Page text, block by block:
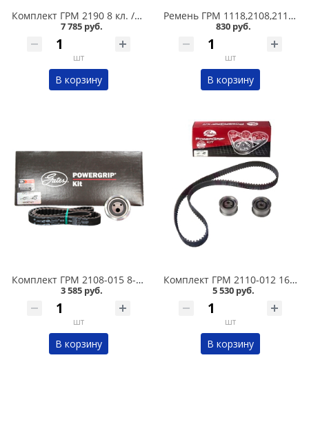
Комплект ГРМ 2190 8 кл. /ролик+ремень/ GATES K015670XS в Омске
7 785 руб.
шт
В корзину
Ремень ГРМ 1118,2108,2110 8 кл./111 зуб/ Gates в Омске
830 руб.
шт
В корзину
Комплект ГРМ 2108-015 8-кл. /ролик + ремень усиленный/ GATES К015521XS в Омске
3 585 руб.
шт
В корзину
Комплект ГРМ 2110-012 16к-л. /2 ролика+ремень/ GATES K015539 в Омске
5 530 руб.
шт
В корзину